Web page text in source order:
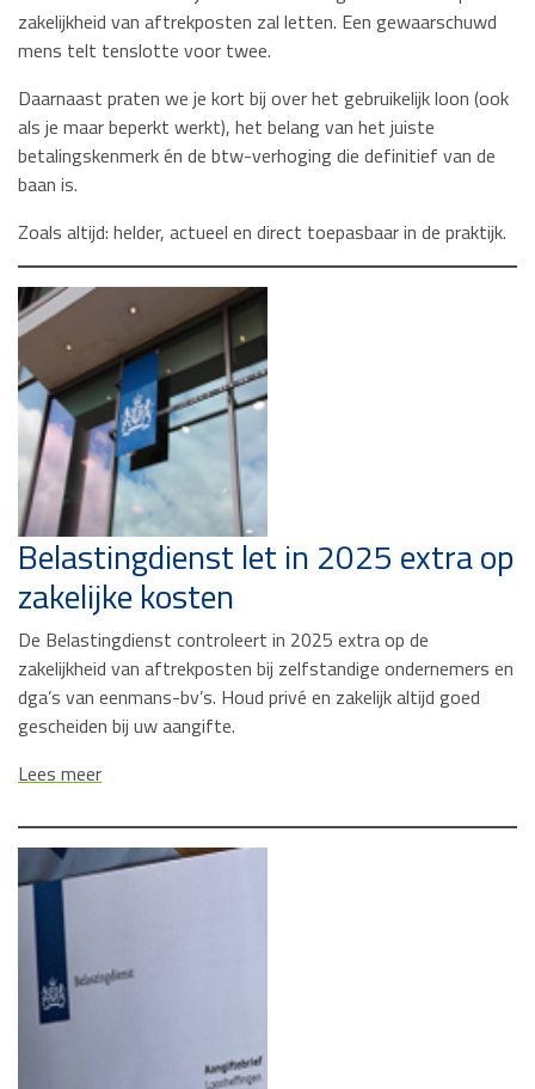
zakelijkheid van aftrekposten zal letten. Een gewaarschuwd
mens telt tenslotte voor twee.
Daarnaast praten we je kort bij over het gebruikelijk loon (ook
als je maar beperkt werkt), het belang van het juiste
betalingskenmerk én de btw-verhoging die definitief van de
baan is.
Zoals altijd: helder, actueel en direct toepasbaar in de praktijk.
Belastingdienst let in 2025 extra op
zakelijke kosten
De Belastingdienst controleert in 2025 extra op de
zakelijkheid van aftrekposten bij zelfstandige ondernemers en
dga’s van eenmans-bv’s. Houd privé en zakelijk altijd goed
gescheiden bij uw aangifte.
Lees meer